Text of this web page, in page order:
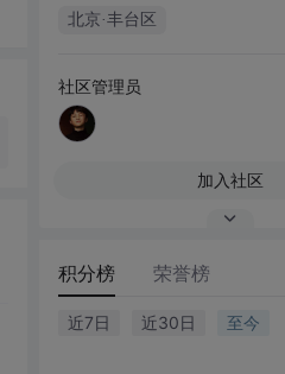
北京·丰台区
社区管理员
加入社区
积分榜 荣誉榜
近7日 近30日 至今